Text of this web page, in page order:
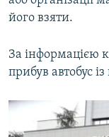
Усі сайти RFE/
його взяти.
За інформацією
прибув автобус із